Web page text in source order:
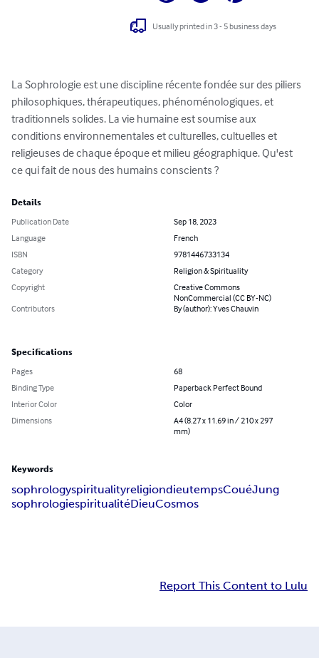
Usually printed in 3 - 5 business days
La Sophrologie est une discipline récente fondée sur des piliers
philosophiques, thérapeutiques, phénoménologiques, et
traditionnels solides. La vie humaine est soumise aux
conditions environnementales et culturelles, cultuelles et
religieuses de chaque époque et milieu géographique. Qu'est
ce qui fait de nous des humains conscients ?
Details
Publication Date
Sep 18, 2023
Language
French
ISBN
9781446733134
Category
Religion & Spirituality
Copyright
Creative Commons
NonCommercial (CC BY-NC)
Contributors
By (author): Yves Chauvin
Specifications
Pages
68
Binding Type
Paperback Perfect Bound
Interior Color
Color
Dimensions
A4 (8.27 x 11.69 in / 210 x 297
mm)
Keywords
sophrologyspiritualityreligiondieutempsCouéJung
sophrologiespiritualitéDieuCosmos
Report This Content to Lulu